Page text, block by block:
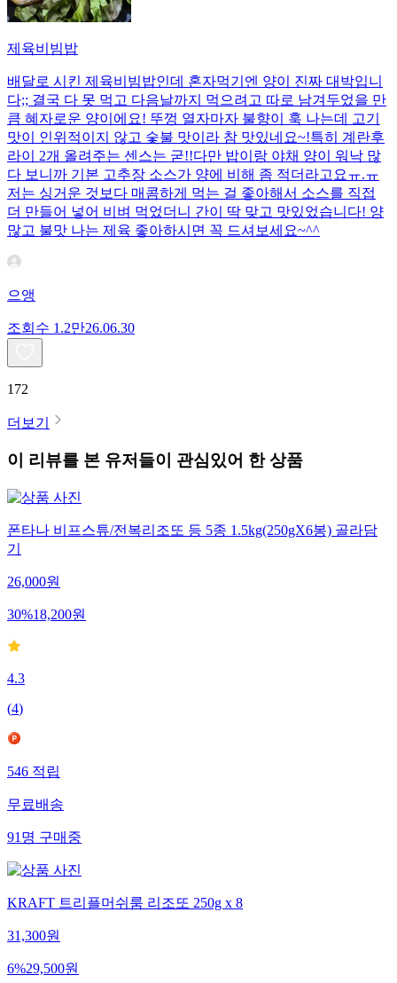
제육비빔밥
배달로 시킨 제육비빔밥인데 혼자먹기엔 양이 진짜 대박입니
다;; 결국 다 못 먹고 다음날까지 먹으려고 따로 남겨두었을 만
큼 혜자로운 양이에요! 뚜껑 열자마자 불향이 훅 나는데 고기
맛이 인위적이지 않고 숯불 맛이라 참 맛있네요~!특히 계란후
라이 2개 올려주는 센스는 굳!! ​다만 밥이랑 야채 양이 워낙 많
다 보니까 기본 고추장 소스가 양에 비해 좀 적더라고요ㅠ.ㅠ
저는 싱거운 것보다 매콤하게 먹는 걸 좋아해서 소스를 직접
더 만들어 넣어 비벼 먹었더니 간이 딱 맞고 맛있었습니다! 양
많고 불맛 나는 제육 좋아하시면 꼭 드셔보세요~^^
으앵
조회수 1.2만26.06.30
172
더보기
이 리뷰를 본 유저들이 관심있어 한 상품
폰타나 비프스튜/전복리조또 등 5종 1.5kg(250gX6봉) 골라담
기
26,000원
30%18,200원
4.3
(4)
546 적립
무료배송
91 명 구매중
KRAFT 트리플머쉬룸 리조또 250g x 8
31,300원
6%29,500원